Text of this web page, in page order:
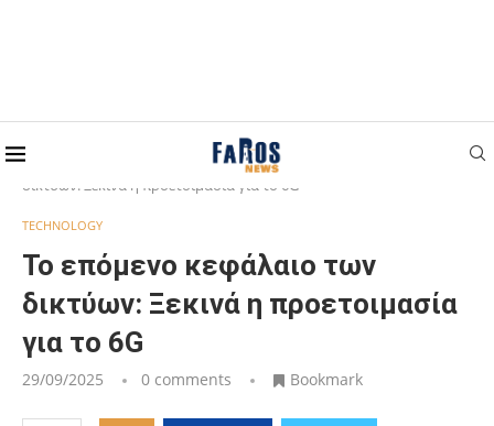
Home
Το επόμενο κεφάλαιο των
δικτύων: Ξεκινά η προετοιμασία για το 6G
TECHNOLOGY
Το επόμενο κεφάλαιο των
δικτύων: Ξεκινά η προετοιμασία
για το 6G
29/09/2025 0 comments Bookmark